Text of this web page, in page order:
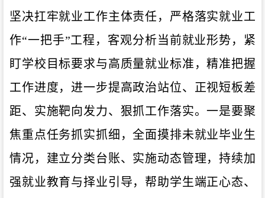
坚决扛牢就业工作主体责任，严格落实就业工
作“一把手”工程， 客观分析当前就业形势， 紧
盯学校目标要求与高质量就业标准，精准把握
工作进度， 进一步提高政治站位、正视短板差
距、实施靶向发力、狠抓工作落实。一是要聚
焦重点任务抓实抓细，全面摸排未就业毕业生
情况，建立分类台账、实施动态管理，持续加
强就业教育与择业引导，帮助学生端正心态、